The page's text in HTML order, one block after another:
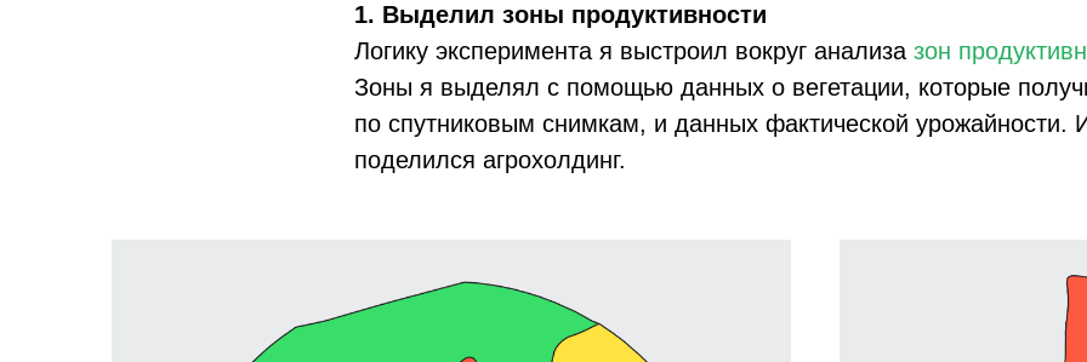
1. Выделил зоны продуктивности
Логику эксперимента я выстроил вокруг анализа зон
Зоны я выделял с помощью данных о вегетации, которые
по спутниковым снимкам, и данных фактической урожайности.
поделился агрохолдинг.